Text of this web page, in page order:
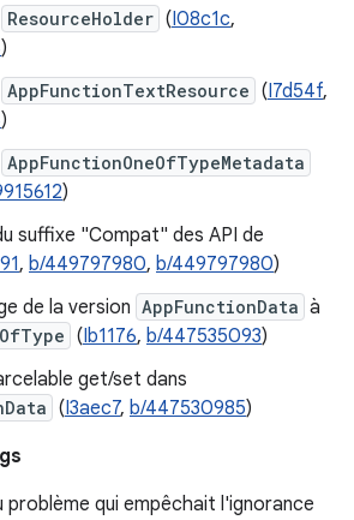
ResourceHolder (I08c1c,
)
AppFunctionTextResource (I7d54f,
)
AppFunctionOneOfTypeMetadata
)
suffixe "Compat" des API de
, b/449797980, b/449797980)
de la version AppFunctionData à
(Ib1176, b/447535093)
get/set dans
(I3aec7, b/447530985)
qui empêchait l'ignorance